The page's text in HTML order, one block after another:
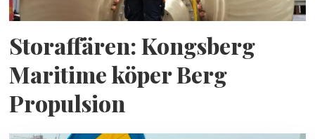
Storaffären: Kongsberg
Maritime köper Berg
Propulsion